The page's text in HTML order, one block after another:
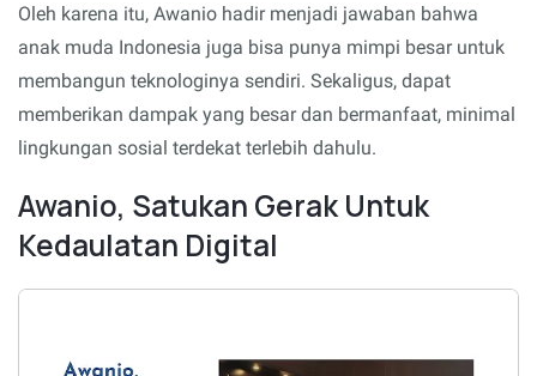
Oleh karena itu, Awanio hadir menjadi jawaban bahwa
anak muda Indonesia juga bisa punya mimpi besar untuk
membangun teknologinya sendiri. Sekaligus, dapat
memberikan dampak yang besar dan bermanfaat, minimal
lingkungan sosial terdekat terlebih dahulu.
Awanio, Satukan Gerak Untuk
Kedaulatan Digital